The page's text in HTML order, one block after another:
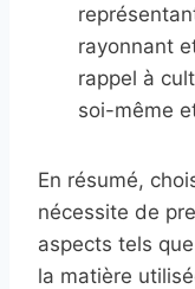
rayonnant
rappel à
soi-même
En résumé,
nécessite de
aspects tels
la matière